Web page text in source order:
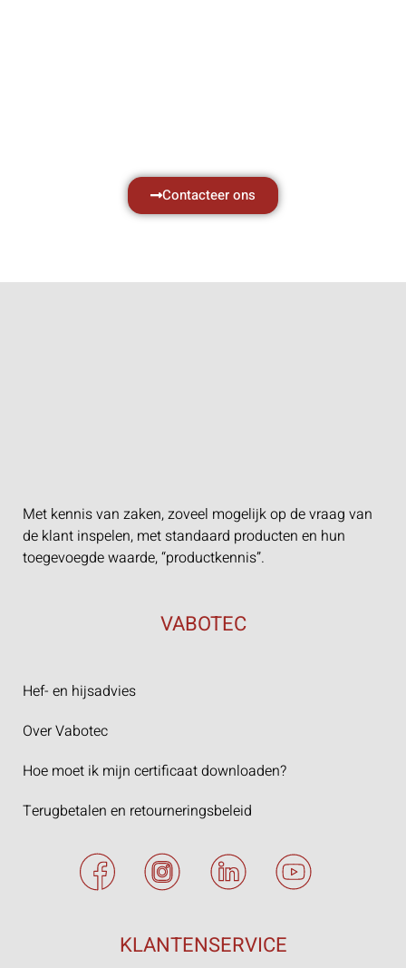
Contacteer ons
Met kennis van zaken, zoveel mogelijk op de vraag van
de klant inspelen, met standaard producten en hun
toegevoegde waarde, “productkennis”.
VABOTEC
Hef- en hijsadvies
Over Vabotec
Hoe moet ik mijn certificaat downloaden?
Terugbetalen en retourneringsbeleid
KLANTENSERVICE